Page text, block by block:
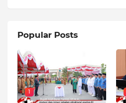
Popular Posts
1